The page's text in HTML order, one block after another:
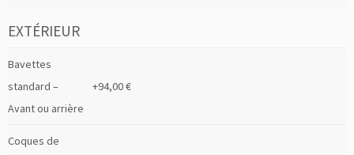
EXTÉRIEUR
Bavettes
standard –
Avant ou arrière
+94,00 €
Coques de